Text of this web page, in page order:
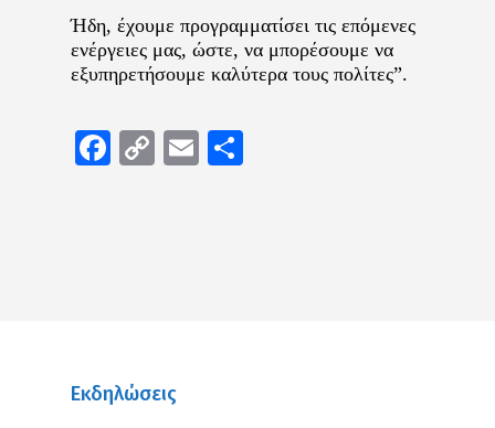
Ήδη, έχουμε προγραμματίσει τις επόμενες
ενέργειες μας, ώστε, να μπορέσουμε να
εξυπηρετήσουμε καλύτερα τους πολίτες”.
Facebook
CopyEmail
Εκδηλώσεις